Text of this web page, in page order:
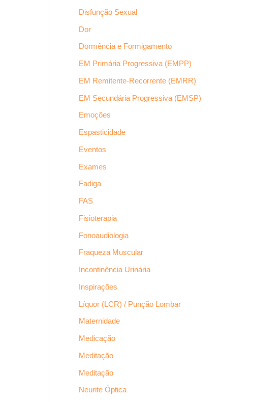
Disfunção Sexual
Dor
Dormência e Formigamento
EM Primária Progressiva (EMPP)
EM Remitente-Recorrente (EMRR)
EM Secundária Progressiva (EMSP)
Emoções
Espasticidade
Eventos
Exames
Fadiga
FAS
Fisioterapia
Fonoaudiologia
Fraqueza Muscular
Incontinência Urinária
Inspirações
Líquor (LCR) / Punção Lombar
Maternidade
Medicação
Meditação
Meditação
Neurite Óptica